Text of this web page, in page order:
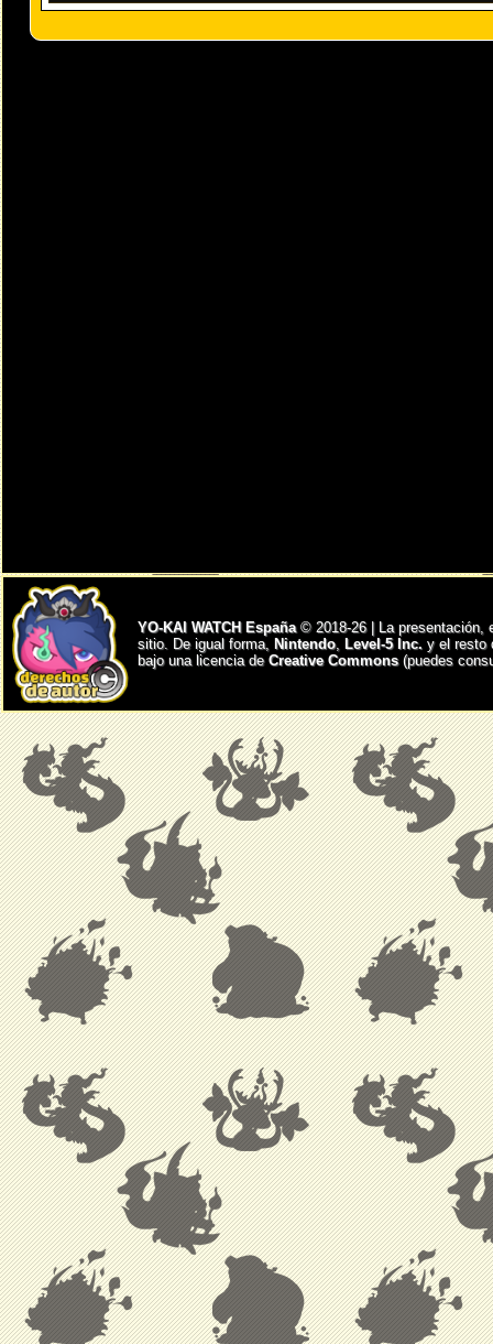
YO-KAI WATCH España © 2018-26 | La presentación,
sitio. De igual forma, Nintendo, Level-5 Inc. y el resto
bajo una licencia de Creative Commons(puedes